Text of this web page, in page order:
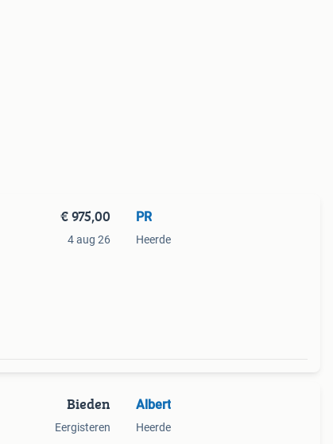
€ 975,00
4 aug 26
PR
Heerde
Bieden
Eergisteren
Albert
Heerde